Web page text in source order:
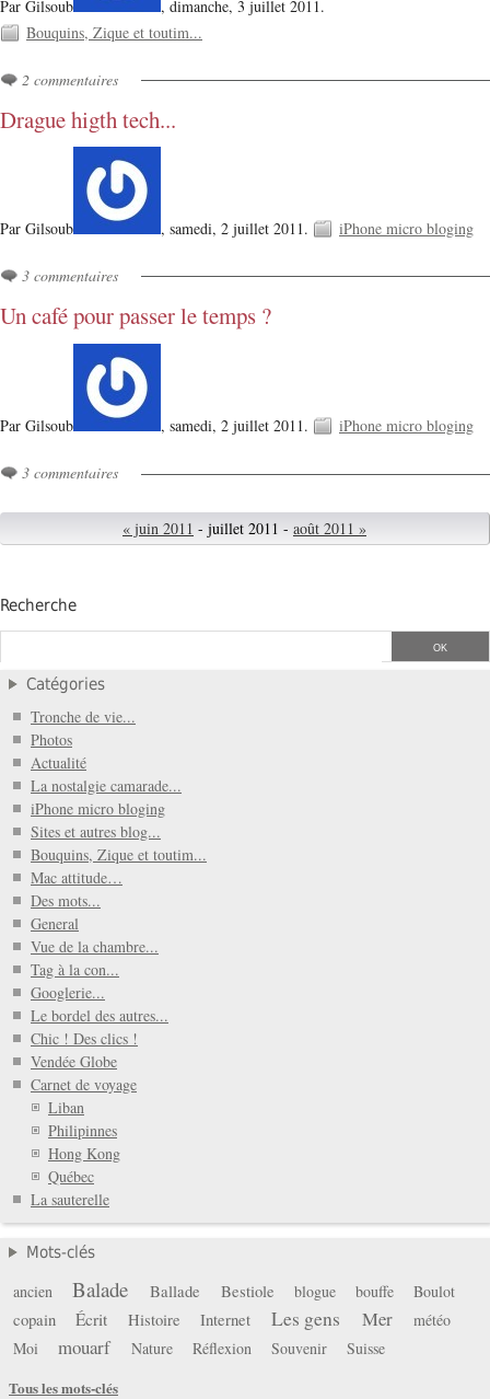
Par Gilsoub , dimanche, 3 juillet 2011.
Bouquins, Zique et toutim...
2 commentaires
Drague higth tech...
Par Gilsoub , samedi, 2 juillet 2011. iPhone micro bloging
3 commentaires
Un café pour passer le temps ?
Par Gilsoub , samedi, 2 juillet 2011. iPhone micro bloging
3 commentaires
« juin 2011 - juillet 2011 - août 2011 »
Recherche
Catégories
Tronche de vie...
Photos
Actualité
La nostalgie camarade...
iPhone micro bloging
Sites et autres blog...
Bouquins, Zique et toutim...
Mac attitude…
Des mots...
General
Vue de la chambre...
Tag à la con...
Googlerie...
Le bordel des autres...
Chic ! Des clics !
Vendée Globe
Carnet de voyage
Liban
Philipinnes
Hong Kong
Québec
La sauterelle
Mots-clés
ancien Balade Ballade Bestiole blogue bouffe Boulot
copain Écrit Histoire Internet Les gens Mer
météo
Moi
mouarf Nature Réflexion Souvenir
Suisse
Tous les mots-clés